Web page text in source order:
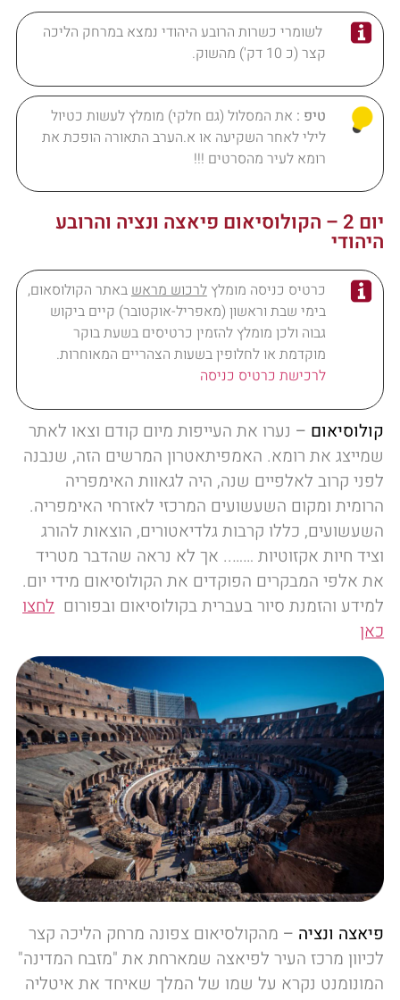
לשומרי כשרות הרובע היהודי נמצא במרחק הליכה
קצר (כ 10 דק') מהשוק.
טיפ : את המסלול (גם חלקי) מומלץ לעשות כטיול
לילי לאחר השקיעה או א.הערב התאורה הופכת את
רומא לעיר מהסרטים !!!
יום 2 – הקולוסיאום פיאצה ונציה והרובע
היהודי
כרטיס כניסה מומלץלרכוש מראשבאתר הקולוסאום,
בימי שבת וראשון (מאפריל-אוקטובר) קיים ביקוש
גבוה ולכן מומלץ להזמין כרטיסים בשעת בוקר
מוקדמת או לחלופין בשעות הצהריים המאוחרות.
לרכישת כרטיס כניסה
קולוסיאום – נערו את העייפות מיום קודם וצאו לאתר
שמייצג את רומא. האמפיתאטרון המרשים הזה, שנבנה
לפני קרוב לאלפיים שנה, היה לגאוות האימפריה
הרומית ומקום השעשועים המרכזי לאזרחי האימפריה.
השעשועים, כללו קרבות גלדיאטורים, הוצאות להורג
וציד חיות אקזוטיות …….. אך לא נראה שהדבר מטריד
את אלפי המבקרים הפוקדים את הקולוסיאום מידי יום.
למידע והזמנת סיור בעברית בקולוסיאום ובפורום לחצו
כאן
פיאצה ונציה – מהקולסיאום צפונה מרחק הליכה קצר
לכיוון מרכז העיר לפיאצה שמארחת את "מזבח המדינה"
המונומנט נקרא על שמו של המלך שאיחד את איטליה